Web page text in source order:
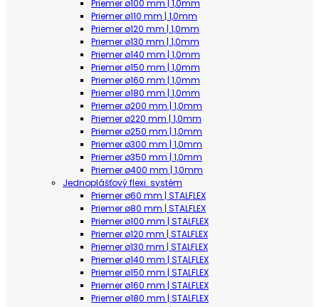
Priemer ø100 mm | 1,0mm
Priemer ø110 mm | 1,0mm
Priemer ø120 mm | 1,0mm
Priemer ø130 mm | 1,0mm
Priemer ø140 mm | 1,0mm
Priemer ø150 mm | 1,0mm
Priemer ø160 mm | 1,0mm
Priemer ø180 mm | 1,0mm
Priemer ø200 mm | 1,0mm
Priemer ø220 mm | 1,0mm
Priemer ø250 mm | 1,0mm
Priemer ø300 mm | 1,0mm
Priemer ø350 mm | 1,0mm
Priemer ø400 mm | 1,0mm
Jednoplášťový flexi. systém
Priemer ø60 mm | STALFLEX
Priemer ø80 mm | STALFLEX
Priemer ø100 mm | STALFLEX
Priemer ø120 mm | STALFLEX
Priemer ø130 mm | STALFLEX
Priemer ø140 mm | STALFLEX
Priemer ø150 mm | STALFLEX
Priemer ø160 mm | STALFLEX
Priemer ø180 mm | STALFLEX